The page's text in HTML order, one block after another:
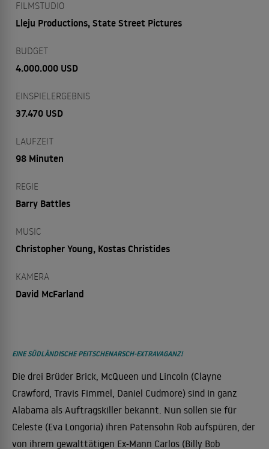
FILMSTUDIO
Lleju Productions, State Street Pictures
BUDGET
4.000.000 USD
EINSPIELERGEBNIS
37.470 USD
LAUFZEIT
98 Minuten
REGIE
Barry Battles
MUSIC
Christopher Young, Kostas Christides
KAMERA
David McFarland
EINE SÜDLÄNDISCHE PEITSCHENARSCH-EXTRAVAGANZ!
Die drei Brüder Brick, McQueen und Lincoln (Clayne
Crawford, Travis Fimmel, Daniel Cudmore) sind in ganz
Alabama als Auftragskiller bekannt. Nun sollen sie für
Celeste (Eva Longoria) ihren Patensohn Rob aufspüren, der
von ihrem gewalttätigen Ex-Mann Carlos (Billy Bob